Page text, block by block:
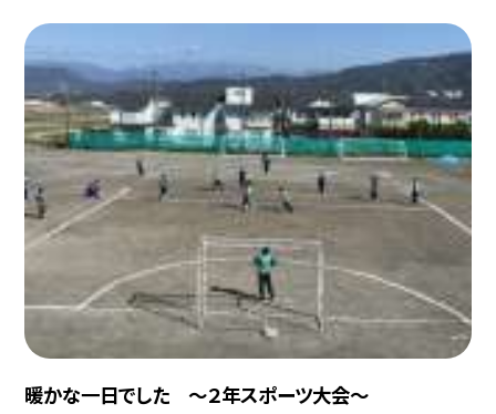
暖かな一日でした 〜２年スポーツ大会〜